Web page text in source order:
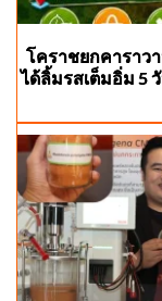
โคราชยกคาราว
ได้ลิ้มรสเต็มอิ่ม 5